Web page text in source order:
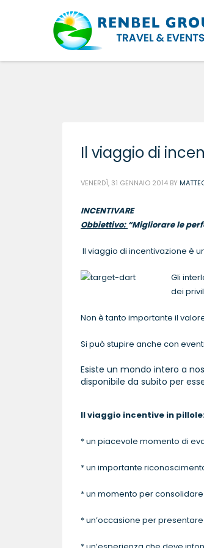
Il viaggio di
VENERDÌ, 31 GENNAIO 2014 BY
INCENTIVARE
Obbiettivo: “Migliorare le
Il viaggio di incentivazione è
Gli
dei
Non è tanto importante il
Si può stupire anche con
Esiste un mondo intero a
disponibile da subito per
Il viaggio incentive in
* un piacevole momento di
* un importante
* un momento per
* un’occasione per